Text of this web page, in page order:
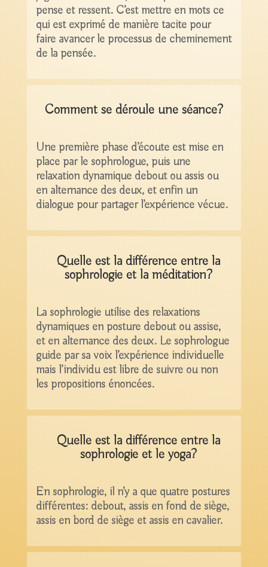
pense et ressent. C’est mettre en mots ce
qui est exprimé de manière tacite pour
faire avancer le processus de cheminement
de la pensée.
Comment se déroule une séance?
Une première phase d’écoute est mise en
place par le sophrologue, puis une
relaxation dynamique debout ou assis ou
en alternance des deux, et enfin un
dialogue pour partager l’expérience vécue.
Quelle est la différence entre la
sophrologie et la méditation?
La sophrologie utilise des relaxations
dynamiques en posture debout ou assise,
et en alternance des deux. Le sophrologue
guide par sa voix l’expérience individuelle
mais l’individu est libre de suivre ou non
les propositions énoncées.
Quelle est la différence entre la
sophrologie et le yoga?
En sophrologie, il n’y a que quatre postures
différentes: debout, assis en fond de siège,
assis en bord de siège et assis en cavalier.